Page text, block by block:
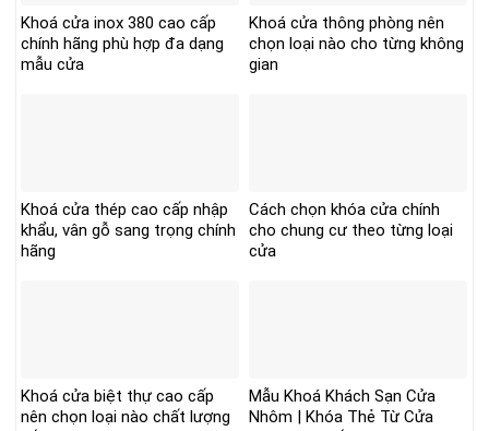
Khoá cửa inox 380 cao cấp
chính hãng phù hợp đa dạng
mẫu cửa
Khoá cửa thông phòng nên
chọn loại nào cho từng không
gian
Khoá cửa thép cao cấp nhập
khẩu, vân gỗ sang trọng chính
hãng
Cách chọn khóa cửa chính
cho chung cư theo từng loại
cửa
Khoá cửa biệt thự cao cấp
nên chọn loại nào chất lượng
Mẫu Khoá Khách Sạn Cửa
Nhôm | Khóa Thẻ Từ Cửa